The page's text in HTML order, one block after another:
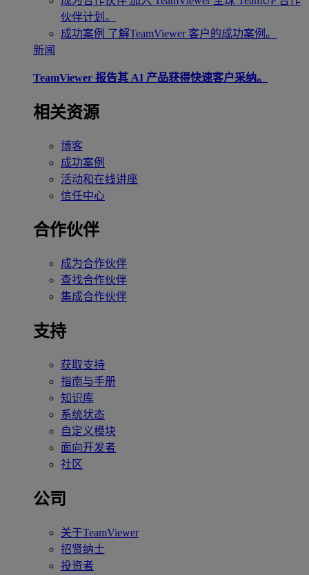
伙伴计划。
成功案例 了解TeamViewer 客户的成功案例。
新闻
TeamViewer 报告其 AI 产品获得快速客户采纳。
相关资源
博客
成功案例
活动和在线讲座
信任中心
合作伙伴
成为合作伙伴
查找合作伙伴
集成合作伙伴
支持
获取支持
指南与手册
知识库
系统状态
自定义模块
面向开发者
社区
公司
关于TeamViewer
招贤纳士
投资者